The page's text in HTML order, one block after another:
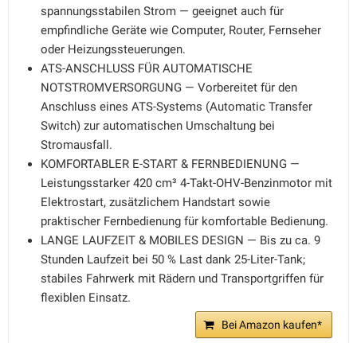
spannungsstabilen Strom — geeignet auch für
empfindliche Geräte wie Computer, Router, Fernseher
oder Heizungssteuerungen.
ATS-ANSCHLUSS FÜR AUTOMATISCHE
NOTSTROMVERSORGUNG — Vorbereitet für den
Anschluss eines ATS-Systems (Automatic Transfer
Switch) zur automatischen Umschaltung bei
Stromausfall.
KOMFORTABLER E-START & FERNBEDIENUNG —
Leistungsstarker 420 cm³ 4-Takt-OHV-Benzinmotor mit
Elektrostart, zusätzlichem Handstart sowie
praktischer Fernbedienung für komfortable Bedienung.
LANGE LAUFZEIT & MOBILES DESIGN — Bis zu ca. 9
Stunden Laufzeit bei 50 % Last dank 25-Liter-Tank;
stabiles Fahrwerk mit Rädern und Transportgriffen für
flexiblen Einsatz.
Bei Amazon kaufen*